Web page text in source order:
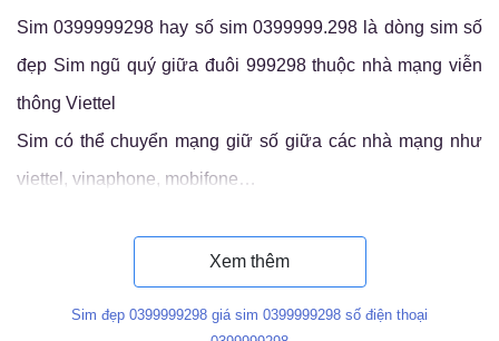
Sim 0399999298 hay số sim 0399999.298 là dòng sim số
đẹp Sim ngũ quý giữa đuôi 999298 thuộc nhà mạng viễn
thông Viettel
Sim có thể chuyển mạng giữ số giữa các nhà mạng như
viettel, vinaphone, mobifone…
Xem thêm
Sim đẹp 0399999298 giá sim 0399999298 số điện thoại